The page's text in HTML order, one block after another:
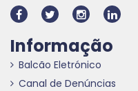
Informação
Balcão Eletrónico
Canal de Denúncias